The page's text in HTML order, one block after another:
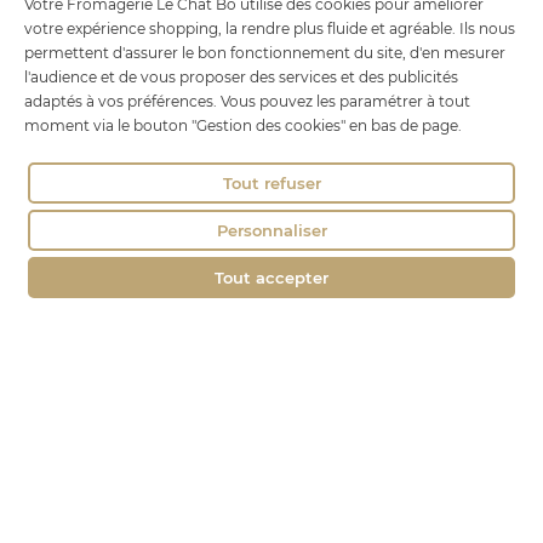
Votre Fromagerie Le Chat Bo utilise des cookies pour améliorer
votre expérience shopping, la rendre plus fluide et agréable. Ils nous
permettent d'assurer le bon fonctionnement du site, d'en mesurer
l'audience et de vous proposer des services et des publicités
adaptés à vos préférences. Vous pouvez les paramétrer à tout
moment via le bouton "Gestion des cookies" en bas de page.
Tout accepter
Tout refuser
Personnaliser
01100 OYONNAX
Tél. : 04 74 75 60 21
contact@fromagerie-lechatbo.fr